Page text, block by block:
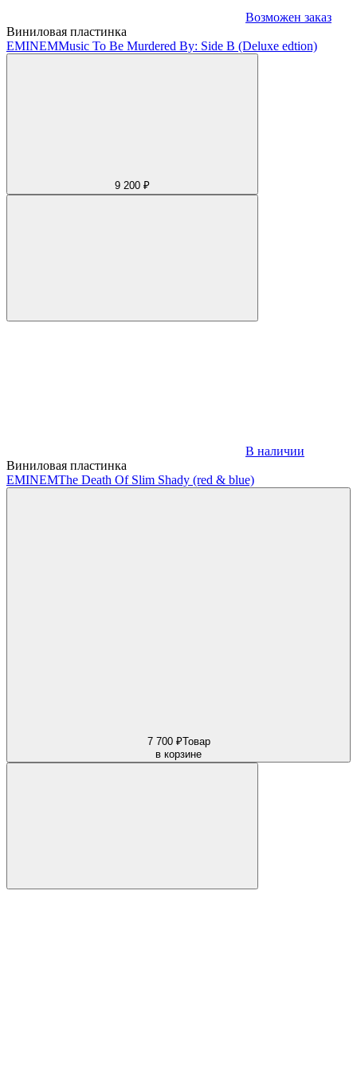
Возможен заказ
Виниловая пластинка
EMINEMMusic To Be Murdered By: Side B (Deluxe edtion)
9 200 ₽
В наличии
Виниловая пластинка
EMINEMThe Death Of Slim Shady (red & blue)
7 700 ₽Товар
в корзине